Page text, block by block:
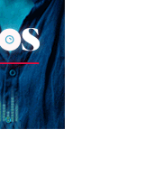
apliques un
actuar por un
día puede
aclare.